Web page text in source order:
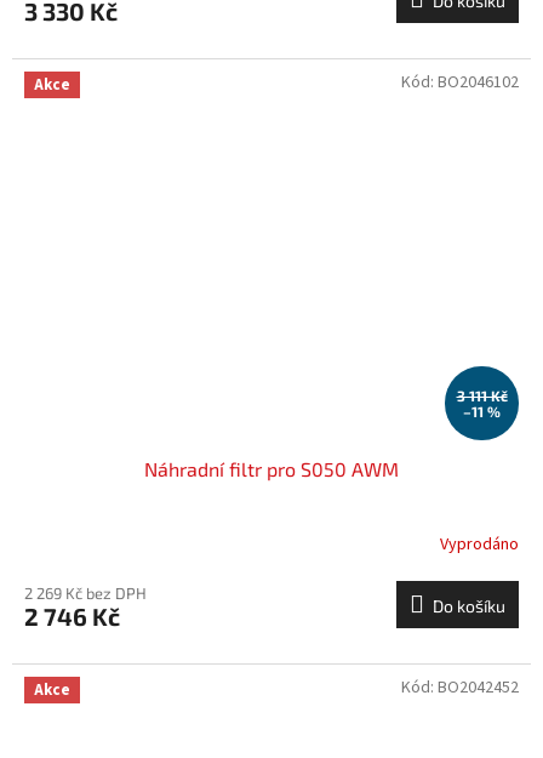
3 330 Kč
Akce
3 111 Kč
–11 %
Náhradní filtr pro S050 AWM
Vyprodáno
2 269 Kč bez DPH
2 746 Kč Do košíku
Kód: BO2046102
Akce Kód: BO2042452